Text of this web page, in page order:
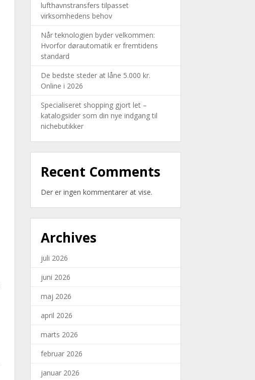
lufthavnstransfers tilpasset
virksomhedens behov
Når teknologien byder velkommen:
Hvorfor dørautomatik er fremtidens
standard
De bedste steder at låne 5.000 kr.
Online i 2026
Specialiseret shopping gjort let –
katalogsider som din nye indgang til
nichebutikker
Recent Comments
Der er ingen kommentarer at vise.
Archives
juli 2026
juni 2026
maj 2026
april 2026
marts 2026
februar 2026
januar 2026